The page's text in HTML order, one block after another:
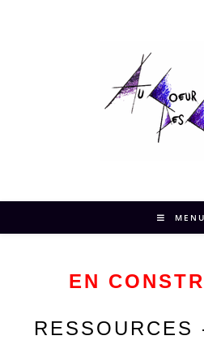
MENU
EN
RESSOURCES